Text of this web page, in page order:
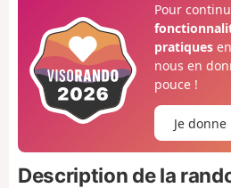
Pour
pratiques
nous en
pouce !
Je
Description de la